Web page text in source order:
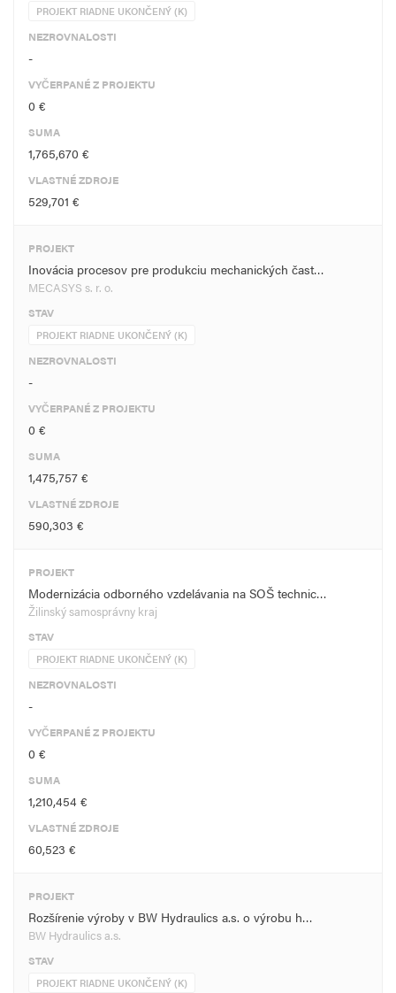
PROJEKT RIADNE UKONČENÝ (K)
NEZROVNALOSTI
-
VYČERPANÉ Z PROJEKTU
0 €
SUMA
1,765,670 €
VLASTNÉ ZDROJE
529,701 €
PROJEKT
Inovácia procesov pre produkciu mechanických čast…
MECASYS s. r. o.
STAV
PROJEKT RIADNE UKONČENÝ (K)
NEZROVNALOSTI
-
VYČERPANÉ Z PROJEKTU
0 €
SUMA
1,475,757 €
VLASTNÉ ZDROJE
590,303 €
PROJEKT
Modernizácia odborného vzdelávania na SOŠ technic…
Žilinský samosprávny kraj
STAV
PROJEKT RIADNE UKONČENÝ (K)
NEZROVNALOSTI
-
VYČERPANÉ Z PROJEKTU
0 €
SUMA
1,210,454 €
VLASTNÉ ZDROJE
60,523 €
PROJEKT
Rozšírenie výroby v BW Hydraulics a.s. o výrobu h…
BW Hydraulics a.s.
STAV
PROJEKT RIADNE UKONČENÝ (K)